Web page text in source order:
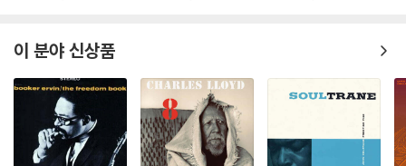
이 분야 신상품